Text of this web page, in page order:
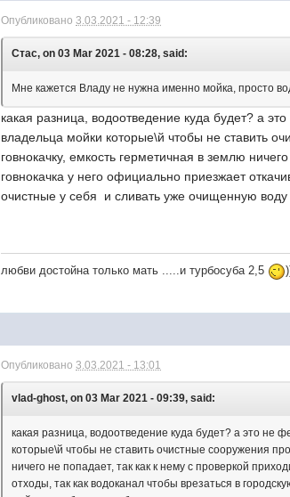
Опубликовано3.03.2021 - 12:39
Стас, on 03 Mar 2021 - 08:28, said:
Мне кажется Владу не нужна именно мойка, просто
какая разница, водоотведение куда будет? а
владельца мойки которые\й чтобы не ставить
говнокачку, емкость герметичная в землю
говнокачка у него официально приезжает
очистные у себя и сливать уже очищенную
любви достойна только мать .....и турбосуба 2,5
Опубликовано3.03.2021 - 13:01
vlad-ghost, on 03 Mar 2021 - 09:39, said:
какая разница, водоотведение куда будет? а это не
которые\й чтобы не ставить очистные сооружения
ничего не попадает, так как к нему с проверкой
отходы, так как водоканал чтобы врезаться в